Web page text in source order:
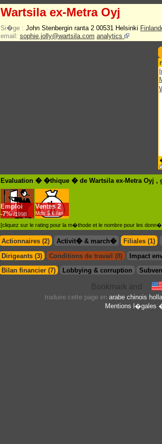
Wartsila ex-Metra Oyj
Si�ge : John Stenbergin ranta 2 00531 Helsinki
email: sophie.jolly@wartsila.com analytics
Evaluation � �thique � de Wartsila ex-Metra Oyj ,
Emploi
-7% /1998
Ventes 2
Mds $.€ /an
[cliquez sur le rating pour la m�thode et le nombre pour les
Actionnaires (2) Activit� & march� Filiales (1)
Dirigeants (3)
Conditions de travail (8) Impact
Bilan financier (7)
Lobbying & corruption
traduire cette page en arabe chinois
Mentions l�gales